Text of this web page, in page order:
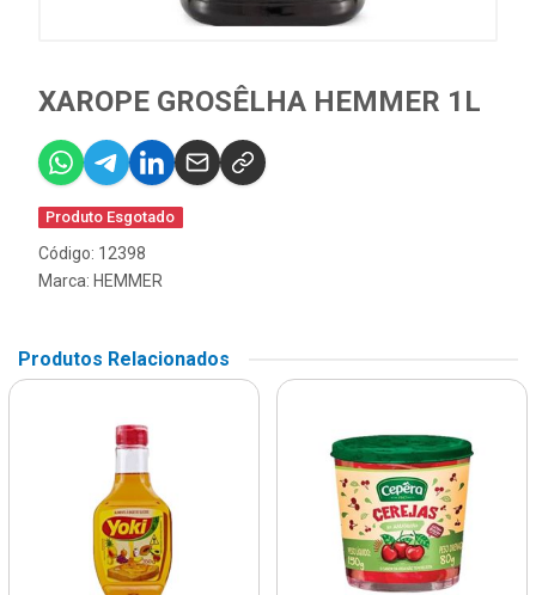
XAROPE GROSÊLHA HEMMER 1L
Produto Esgotado
Código: 12398
Marca: HEMMER
Produtos Relacionados